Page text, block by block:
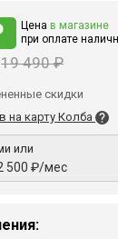
Цена в магазине
при оплате
19 490 ₽
скидки
на карту Колба
или
500 ₽/мес